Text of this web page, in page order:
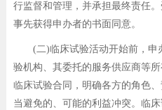
行监督和管理，并承担最终责任
事先获得申办者的书面同意。
(二)临床试验活动开始前，申
验机构、其委托的服务供应商等
临床试验合同，明确各方的角色
当避免的、可能的利益冲突。临